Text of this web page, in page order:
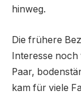
hinweg.
Die frühere
Interesse noch
Paar,
kam für viele